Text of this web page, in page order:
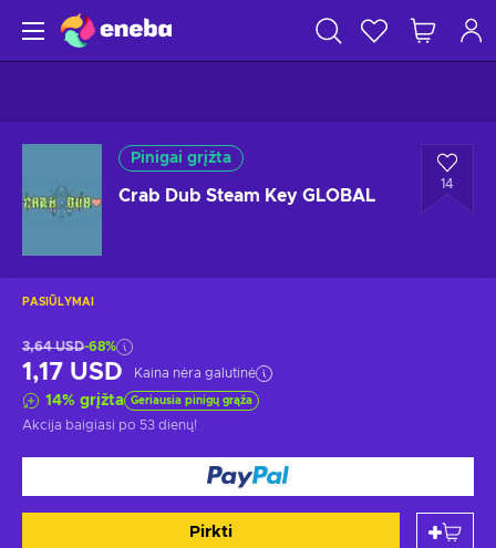
Pinigai grįžta
Crab Dub Steam Key GLOBAL
14
PASIŪLYMAI
3,64 USD-68%
1,17 USD Kaina nėra galutinė
14% grįžta Geriausia pinigų grąža
Akcija baigiasi po 53 dienų!
Pirkti